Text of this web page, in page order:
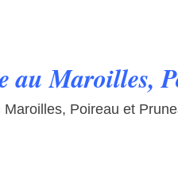
au Maroilles,